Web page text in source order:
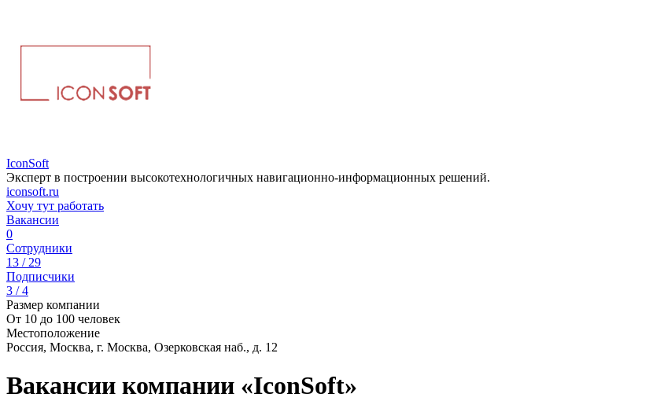
IconSoft
Эксперт в построении высокотехнологичных навигационно-информационных решений.
iconsoft.ru
Хочу тут работать
Вакансии
0
Сотрудники
13 / 29
Подписчики
3 / 4
Размер компании
От 10 до 100 человек
Местоположение
Россия, Москва, г. Москва, Озерковская наб., д. 12
Вакансии компании «IconSoft»